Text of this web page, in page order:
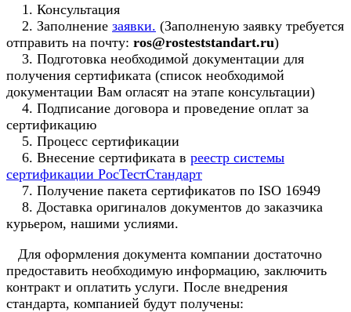
1. Консультация
2. Заполнение заявки. (Заполненую заявку требуется
отправить на почту: ros@rosteststandart.ru)
3. Подготовка необходимой документации для
получения сертификата (список необходимой
документации Вам огласят на этапе консультации)
4. Подписание договора и проведение оплат за
сертификацию
5. Процесс сертификации
6. Внесение сертификата в реестр системы
сертификации РосТестСтандарт
7. Получение пакета сертификатов по ISO 16949
8. Доставка оригиналов документов до заказчика
курьером, нашими услиями.
Для оформления документа компании достаточно
предоставить необходимую информацию, заключить
контракт и оплатить услуги. После внедрения
стандарта, компанией будут получены: